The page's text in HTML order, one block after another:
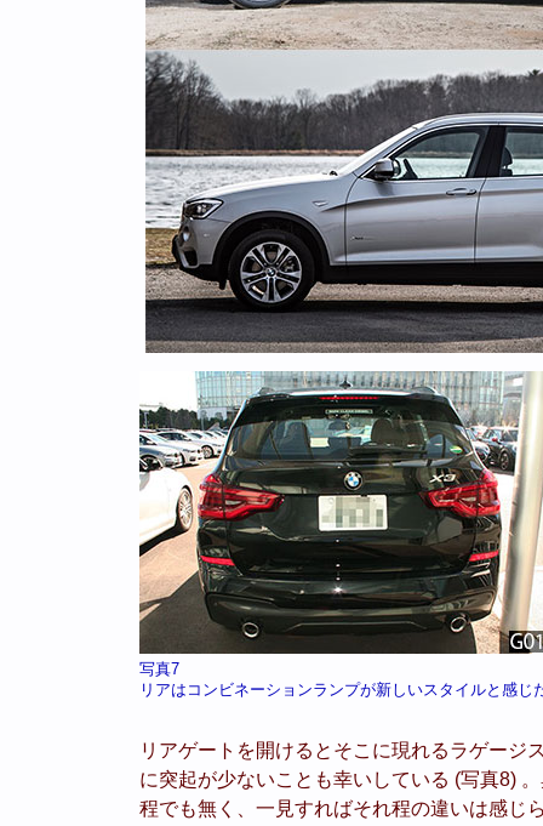
写真7
リアはコンビネーションランプが新しいスタイルと感
リアゲートを開けるとそこに現れるラゲージ
に突起が少ないことも幸いしている (写真8)
程でも無く、一見すればそれ程の違いは感じ